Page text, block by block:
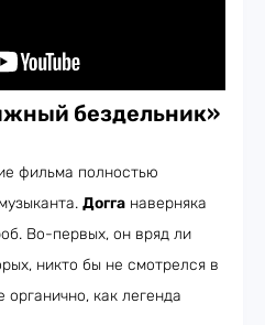
бездельник»
фильма полностью
Догга наверняка
Во-первых, он вряд ли
никто бы не смотрелся в
органично, как легенда